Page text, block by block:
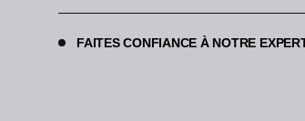
FAITES CONFIANCE À NOTRE